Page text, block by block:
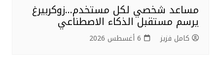
مساعد شخصي لكل مستخدم…زوكربيرغ
يرسم مستقبل الذكاء الاصطناعي
كامل فزيز 6 أغسطس 2026